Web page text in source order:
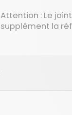
Attention : Le
supplément la